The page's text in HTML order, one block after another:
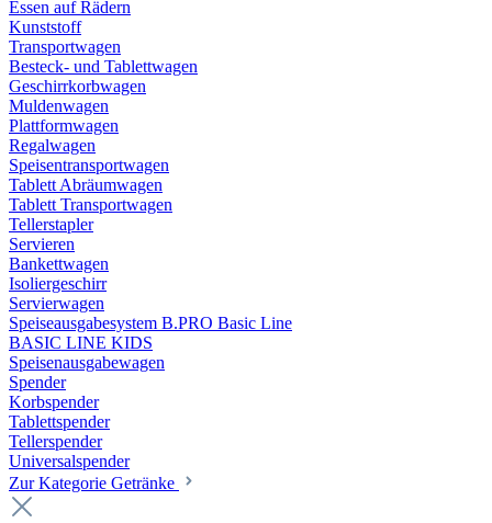
Essen auf Rädern
Kunststoff
Transportwagen
Besteck- und Tablettwagen
Geschirrkorbwagen
Muldenwagen
Plattformwagen
Regalwagen
Speisentransportwagen
Tablett Abräumwagen
Tablett Transportwagen
Tellerstapler
Servieren
Bankettwagen
Isoliergeschirr
Servierwagen
Speiseausgabesystem B.PRO Basic Line
BASIC LINE KIDS
Speisenausgabewagen
Spender
Korbspender
Tablettspender
Tellerspender
Universalspender
Zur Kategorie Getränke